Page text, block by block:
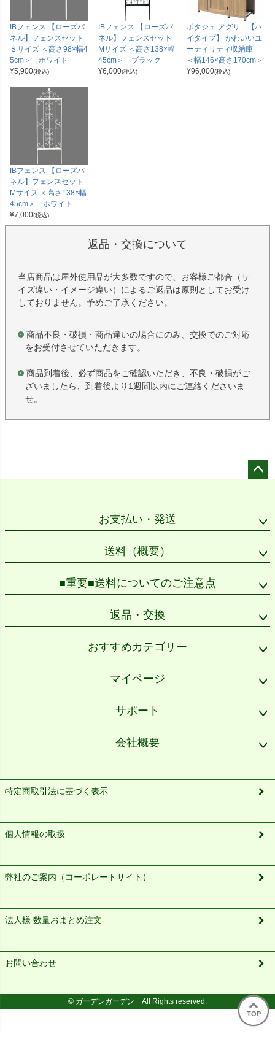
IBフェンス 【ローズパ
ネル】フェンスセット
Ｓサイズ ＜高さ98×幅4
5cm＞ ホワイト
¥5,900(税込)
IBフェンス 【ローズパ
ネル】フェンスセット
Мサイズ ＜高さ138×幅
45cm＞ ブラック
¥6,000(税込)
ポタジェ アグリ 【ハ
イタイプ】 かわいいユ
ーティリティ収納庫
＜幅146×高さ170cm＞
¥96,000(税込)
IBフェンス 【ローズパ
ネル】フェンスセット
Мサイズ ＜高さ138×幅
45cm＞ ホワイト
¥7,000(税込)
返品・交換について
当店商品は屋外使用品が大多数ですので、お客様ご都合（サ
イズ違い・イメージ違い）によるご返品は原則としてお受け
しておりません。予めご了承ください。
商品不良・破損・商品違いの場合にのみ、交換でのご対応
をお受付させていただきます。
商品到着後、必ず商品をご確認いただき、不良・破損がご
ざいましたら、到着後より1週間以内にご連絡くださいま
せ。
お支払い・発送
送料（概要）
■重要■送料についてのご注意点
返品・交換
おすすめカテゴリー
マイページ
サポート
会社概要
特定商取引法に基づく表示
個人情報の取扱
弊社のご案内（コーポレートサイト）
法人様 数量おまとめ注文
お問い合わせ
© ガーデンガーデン All Rights reserved.
TOP